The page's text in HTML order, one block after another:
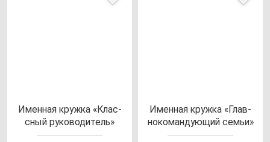
Имен­ная круж­ка «Клас­
сный ру­ко­во­ди­тель»
Имен­ная круж­ка «Глав­
но­ко­ман­ду­ющий семьи»